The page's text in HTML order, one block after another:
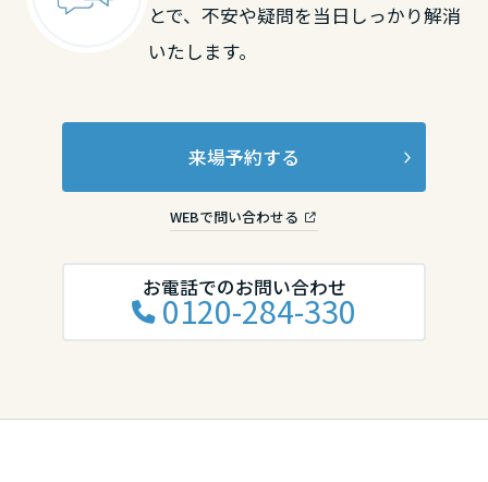
とで、不安や疑問を当日しっかり解消
いたします。
来場予約する
WEBで問い合わせる
お電話でのお問い合わせ
0120-284-330
愛媛県
九州エリア
佐賀県